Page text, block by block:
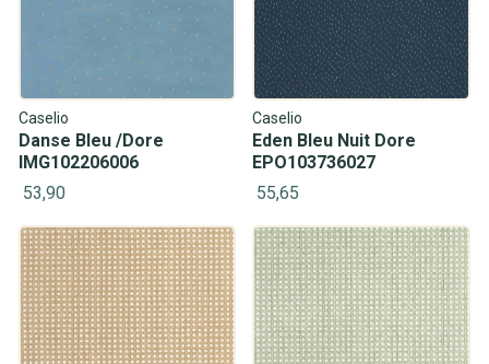
Caselio
Danse Bleu /Dore
IMG102206006
53,90
Caselio
Eden Bleu Nuit Dore
EPO103736027
55,65